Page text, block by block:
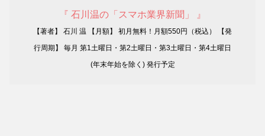
『 石川温の「スマホ業界新聞」 』
【著者】 石川 温 【月額】 初月無料！月額550円（税込） 【発
行周期】 毎月 第1土曜日・第2土曜日・第3土曜日・第4土曜日
(年末年始を除く) 発行予定